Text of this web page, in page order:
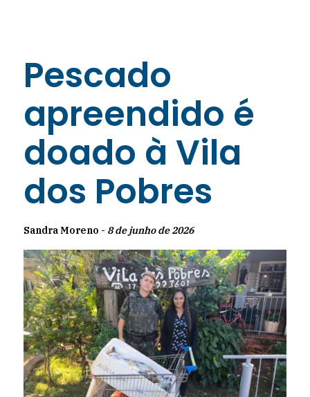
Pescado
apreendido é
doado à Vila
dos Pobres
Sandra Moreno - 8 de junho de 2026